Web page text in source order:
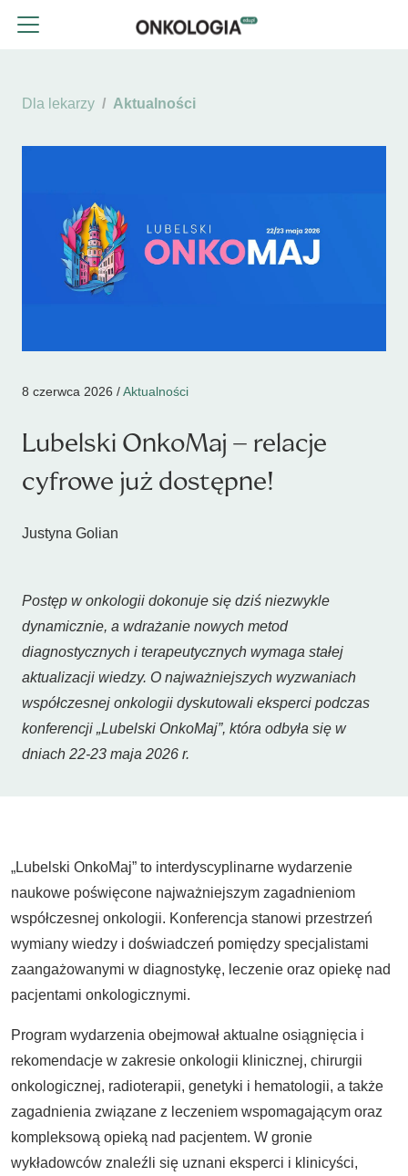
Dla lekarzy Aktualności
8 czerwca 2026 /Aktualności
Lubelski OnkoMaj – relacje
cyfrowe już dostępne!
Justyna Golian
Postęp w onkologii dokonuje się dziś niezwykle
dynamicznie, a wdrażanie nowych metod
diagnostycznych i terapeutycznych wymaga stałej
aktualizacji wiedzy. O najważniejszych wyzwaniach
współczesnej onkologii dyskutowali eksperci podczas
konferencji „Lubelski OnkoMaj”, która odbyła się w
dniach 22-23 maja 2026 r.
„Lubelski OnkoMaj” to interdyscyplinarne wydarzenie
naukowe poświęcone najważniejszym zagadnieniom
współczesnej onkologii. Konferencja stanowi przestrzeń
wymiany wiedzy i doświadczeń pomiędzy specjalistami
zaangażowanymi w diagnostykę, leczenie oraz opiekę nad
pacjentami onkologicznymi.
Program wydarzenia obejmował aktualne osiągnięcia i
rekomendacje w zakresie onkologii klinicznej, chirurgii
onkologicznej, radioterapii, genetyki i hematologii, a także
zagadnienia związane z leczeniem wspomagającym oraz
kompleksową opieką nad pacjentem. W gronie
wykładowców znaleźli się uznani eksperci i klinicyści,